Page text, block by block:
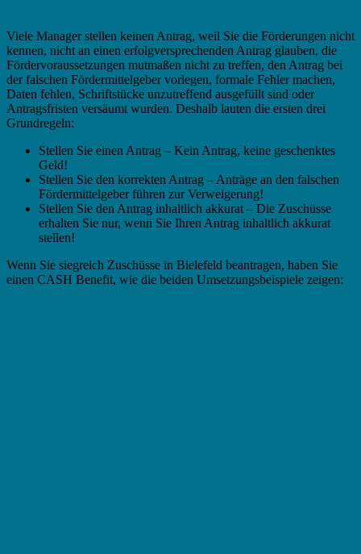
Viele Manager stellen keinen Antrag, weil Sie die Förderungen nicht
kennen, nicht an einen erfolgversprechenden Antrag glauben, die
Fördervoraussetzungen mutmaßen nicht zu treffen, den Antrag bei
der falschen Fördermittelgeber vorlegen, formale Fehler machen,
Daten fehlen, Schriftstücke unzutreffend ausgefüllt sind oder
Antragsfristen versäumt wurden. Deshalb lauten die ersten drei
Grundregeln:
Stellen Sie einen Antrag – Kein Antrag, keine geschenktes
Geld!
Stellen Sie den korrekten Antrag – Anträge an den falschen
Fördermittelgeber führen zur Verweigerung!
Stellen Sie den Antrag inhaltlich akkurat – Die Zuschüsse
erhalten Sie nur, wenn Sie Ihren Antrag inhaltlich akkurat
stellen!
Wenn Sie siegreich Zuschüsse in Bielefeld beantragen, haben Sie
einen CASH Benefit, wie die beiden Umsetzungsbeispiele zeigen: